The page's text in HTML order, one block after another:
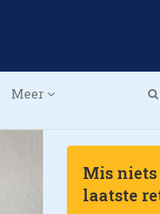
Meer
Mis
laatste